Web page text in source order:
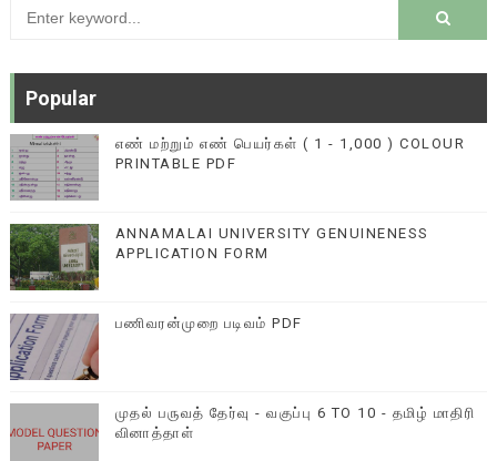
Popular
எண் மற்றும் எண் பெயர்கள் ( 1 - 1,000 ) COLOUR
PRINTABLE PDF
ANNAMALAI UNIVERSITY GENUINENESS
APPLICATION FORM
பணிவரன்முறை படிவம் PDF
முதல் பருவத் தேர்வு - வகுப்பு 6 TO 10 - தமிழ் மாதிரி
வினாத்தாள்